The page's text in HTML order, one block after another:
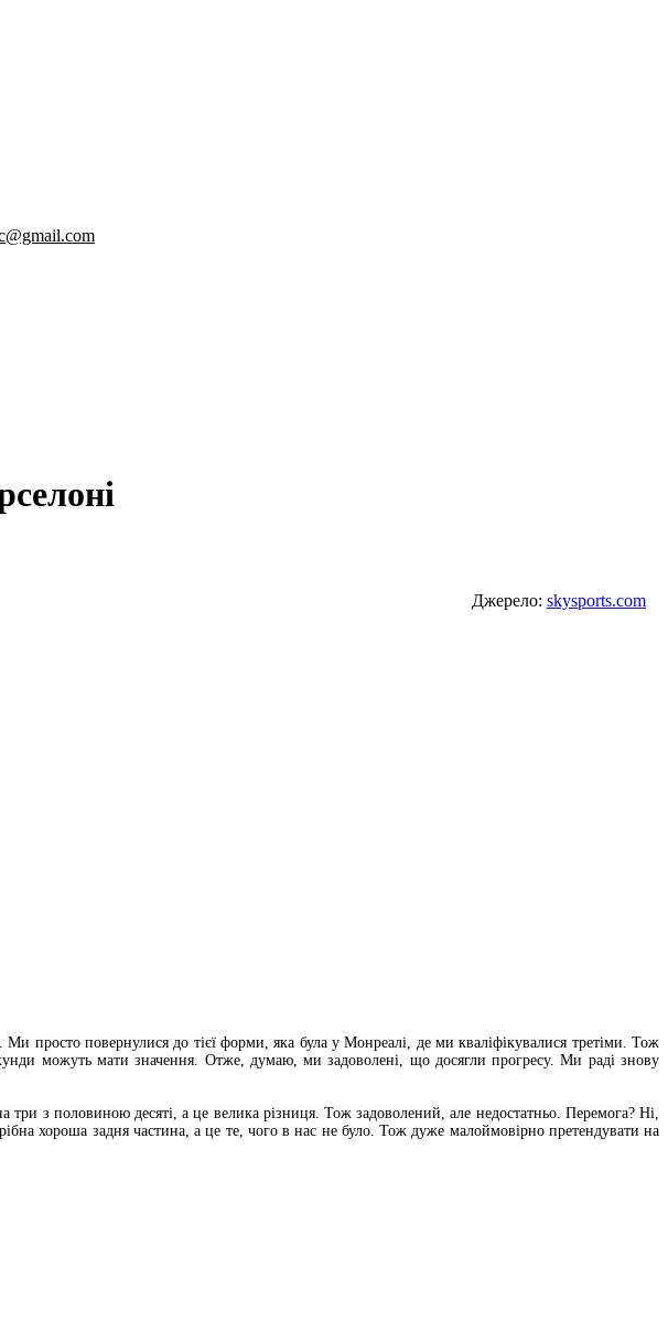
Джерело: skysports.com
повернулися до тієї форми, яка була у Монреалі, де ми кваліфікувалися третіми. Тож
можуть мати значення. Отже, думаю, ми задоволені, що досягли прогресу. Ми раді знову
з половиною десяті, а це велика різниця. Тож задоволений, але недостатньо. Перемога? Ні,
хороша задня частина, а це те, чого в нас не було. Тож дуже малоймовірно претендувати на